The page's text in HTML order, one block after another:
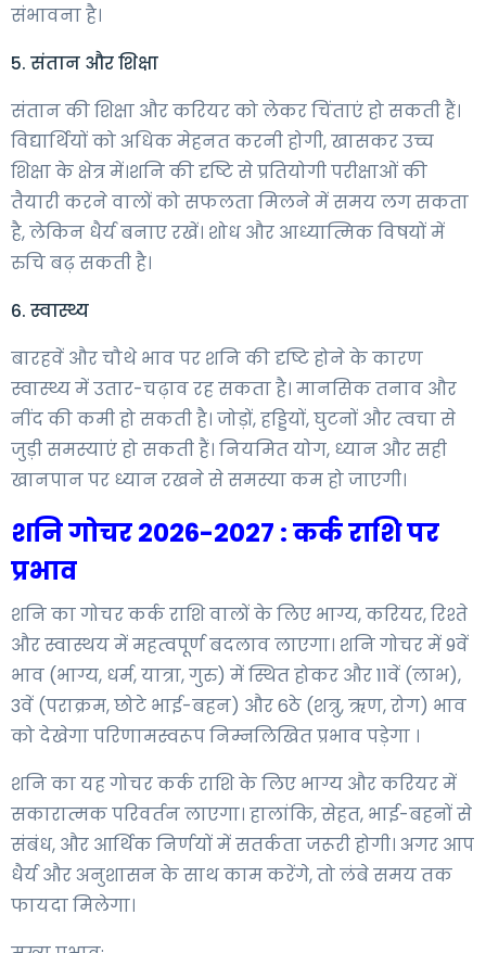
संभावना है।
5. संतान और शिक्षा
संतान की शिक्षा और करियर को लेकर चिंताएं हो सकती हैं।
विद्यार्थियों को अधिक मेहनत करनी होगी, खासकर उच्च
शिक्षा के क्षेत्र में।शनि की दृष्टि से प्रतियोगी परीक्षाओं की
तैयारी करने वालों को सफलता मिलने में समय लग सकता
है, लेकिन धैर्य बनाए रखें। शोध और आध्यात्मिक विषयों में
रुचि बढ़ सकती है।
6. स्वास्थ्य
बारहवें और चौथे भाव पर शनि की दृष्टि होने के कारण
स्वास्थ्य में उतार-चढ़ाव रह सकता है। मानसिक तनाव और
नींद की कमी हो सकती है। जोड़ों, हड्डियों, घुटनों और त्वचा से
जुड़ी समस्याएं हो सकती हैं। नियमित योग, ध्यान और सही
खानपान पर ध्यान रखने से समस्या कम हो जाएगी।
शनि गोचर 2026-2027 : कर्क राशि पर
प्रभाव
शनि का गोचर कर्क राशि वालों के लिए भाग्य, करियर, रिश्ते
और स्वास्थय में महत्वपूर्ण बदलाव लाएगा। शनि गोचर में 9वें
भाव (भाग्य, धर्म, यात्रा, गुरु) में स्थित होकर और 11वें (लाभ),
3वें (पराक्रम, छोटे भाई-बहन) और 6ठे (शत्रु, ऋण, रोग) भाव
को देखेगा परिणामस्वरूप निम्नलिखित प्रभाव पड़ेगा ।
शनि का यह गोचर कर्क राशि के लिए भाग्य और करियर में
सकारात्मक परिवर्तन लाएगा। हालांकि, सेहत, भाई-बहनों से
संबंध, और आर्थिक निर्णयों में सतर्कता जरूरी होगी। अगर आप
धैर्य और अनुशासन के साथ काम करेंगे, तो लंबे समय तक
फायदा मिलेगा।